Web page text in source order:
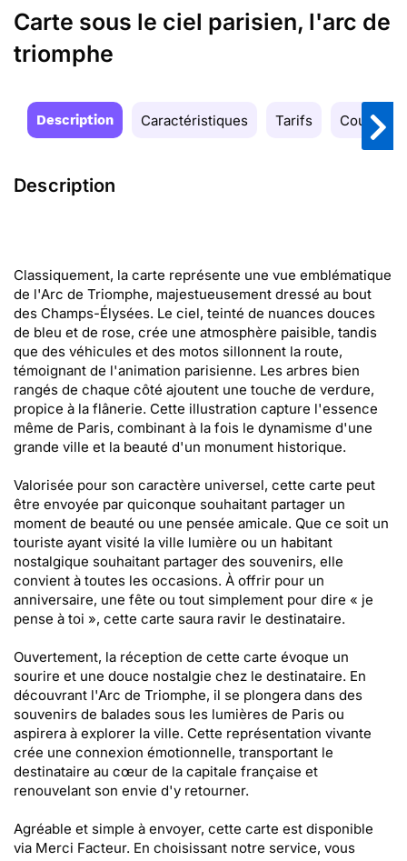
Carte sous le ciel parisien, l'arc de
triomphe
Description Caractéristiques Tarifs Couleurs
Description
Classiquement, la carte représente une vue emblématique
de l'Arc de Triomphe, majestueusement dressé au bout
des Champs-Élysées. Le ciel, teinté de nuances douces
de bleu et de rose, crée une atmosphère paisible, tandis
que des véhicules et des motos sillonnent la route,
témoignant de l'animation parisienne. Les arbres bien
rangés de chaque côté ajoutent une touche de verdure,
propice à la flânerie. Cette illustration capture l'essence
même de Paris, combinant à la fois le dynamisme d'une
grande ville et la beauté d'un monument historique.
Valorisée pour son caractère universel, cette carte peut
être envoyée par quiconque souhaitant partager un
moment de beauté ou une pensée amicale. Que ce soit un
touriste ayant visité la ville lumière ou un habitant
nostalgique souhaitant partager des souvenirs, elle
convient à toutes les occasions. À offrir pour un
anniversaire, une fête ou tout simplement pour dire « je
pense à toi », cette carte saura ravir le destinataire.
Ouvertement, la réception de cette carte évoque un
sourire et une douce nostalgie chez le destinataire. En
découvrant l'Arc de Triomphe, il se plongera dans des
souvenirs de balades sous les lumières de Paris ou
aspirera à explorer la ville. Cette représentation vivante
crée une connexion émotionnelle, transportant le
destinataire au cœur de la capitale française et
renouvelant son envie d'y retourner.
Agréable et simple à envoyer, cette carte est disponible
via Merci Facteur. En choisissant notre service, vous